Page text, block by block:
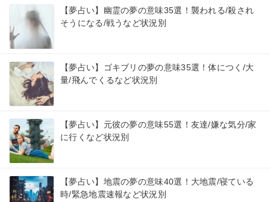
【夢占い】幽霊の夢の意味35選！襲われる/殺され
そうになる/戦うなど状況別
【夢占い】ゴキブリの夢の意味35選！体につく/大
量/飛んでくるなど状況別
【夢占い】元彼の夢の意味55選！友達/嫌な気分/家
に行くなど状況別
【夢占い】地震の夢の意味40選！大地震/寝ている
時/緊急地震速報など状況別